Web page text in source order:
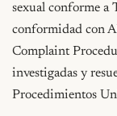
sexual conforme a
conformidad con
Complaint
investigadas y
Procedimientos